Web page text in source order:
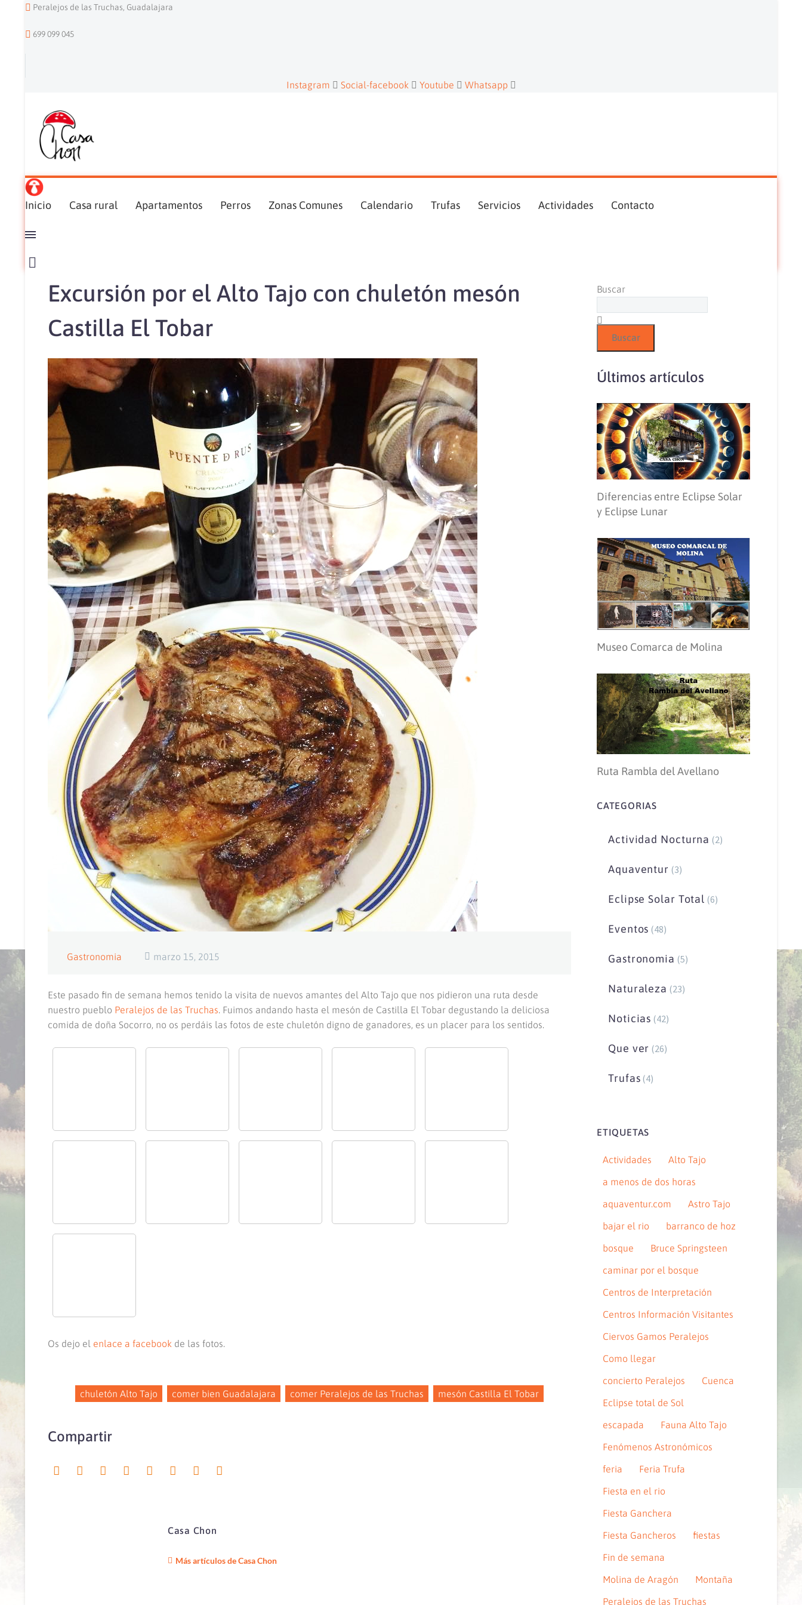
Peralejos de las Truchas, Guadalajara
699 099 045
Instagram Social-facebook Youtube Whatsapp
Inicio Casa rural Apartamentos Perros Zonas Comunes Calendario Trufas Servicios Actividades Contacto
Excursión por el Alto Tajo con chuletón mesón
Castilla El Tobar
Gastronomia marzo 15, 2015
Este pasado fin de semana hemos tenido la visita de nuevos amantes del Alto Tajo que nos pidieron una ruta desde
nuestro pueblo Peralejos de las Truchas. Fuimos andando hasta el mesón de Castilla El Tobar degustando la deliciosa
comida de doña Socorro, no os perdáis las fotos de este chuletón digno de ganadores, es un placer para los sentidos.
Os dejo el enlace a facebook de las fotos.
chuletón Alto Tajo comer bien Guadalajara comer Peralejos de las Truchas mesón Castilla El Tobar
Compartir
Casa Chon
Más artículos de Casa Chon
Buscar
Buscar
Últimos artículos
Diferencias entre Eclipse Solar
y Eclipse Lunar
Museo Comarca de Molina
Ruta Rambla del Avellano
CATEGORIAS
Actividad Nocturna (2)
Aquaventur (3)
Eclipse Solar Total (6)
Eventos (48)
Gastronomia (5)
Naturaleza (23)
Noticias (42)
Que ver (26)
Trufas (4)
ETIQUETAS
Actividades Alto Tajo
a menos de dos horas
aquaventur.com Astro Tajo
bajar el rio barranco de hoz
bosque Bruce Springsteen
caminar por el bosque
Centros de Interpretación
Centros Información Visitantes
Ciervos Gamos Peralejos
Como llegar
concierto Peralejos Cuenca
Eclipse total de Sol
escapada Fauna Alto Tajo
Fenómenos Astronómicos
feria Feria Trufa
Fiesta en el rio
Fiesta Ganchera
Fiesta Gancheros fiestas
Fin de semana
Molina de Aragón Montaña
Peralejos de las Truchas